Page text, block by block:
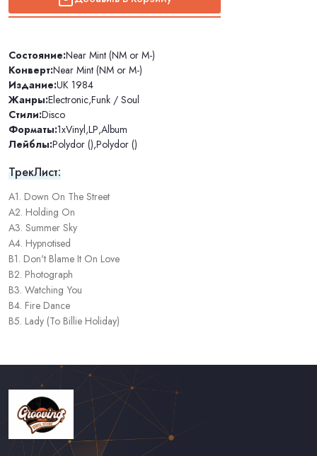
Состояние:Near Mint (NM or M-)
Конверт:Near Mint (NM or M-)
Издание:UK 1984
Жанры:Electronic,Funk / Soul
Стили:Disco
Форматы:1xVinyl,LP,Album
Лейблы:Polydor (),Polydor ()
ТрекЛист:
A1. Down On The Street
A2. Holding On
A3. Summer Sky
A4. Hypnotised
B1. Don't Blame It On Love
B2. Photograph
B3. Watching You
B4. Fire Dance
B5. Lady (To Billie Holiday)